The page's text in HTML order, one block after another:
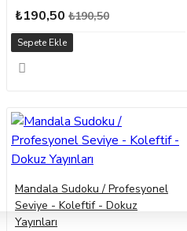
₺190,50 ₺190,50
Sepete Ekle
Mandala Sudoku / Profesyonel
Seviye - Koleftif - Dokuz
Yayınları